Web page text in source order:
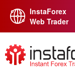
InstaForex
Web Trader